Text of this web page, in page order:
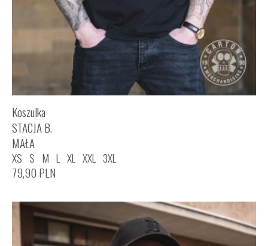
Koszulka
STACJA B.
MAŁA
XS S M L XL XXL 3XL
79,90 PLN